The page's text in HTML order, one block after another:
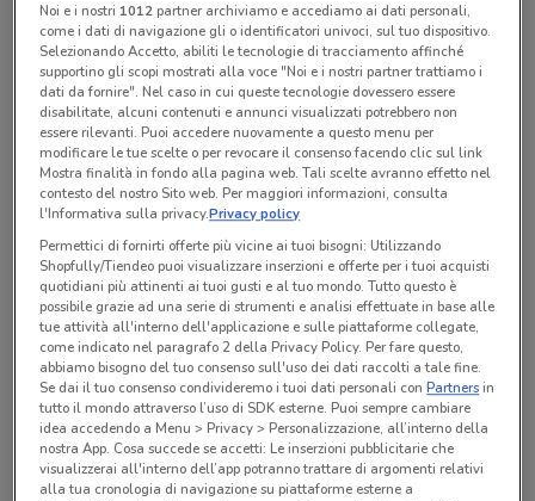
Unieuro
5.2 km
OMNIBOOK 5 LAPTOP AI 16-
af1004nlx
899,90
Unieuro
5.2 km
ZENBOOK 14 OLED UX3405CA-
SU938W
999
Unieuro
5.2 km
HP Chromebook 14ANF0011NLX
219,90
Noi e i nostri 1012partner archiviamo e accediamo ai dati personali,
come i dati di navigazione gli o identificatori univoci, sul tuo dispositivo.
Selezionando Accetto, abiliti le tecnologie di tracciamento affinché
supportino gli scopi mostrati alla voce "Noi e i nostri partner trattiamo i
dati da fornire". Nel caso in cui queste tecnologie dovessero essere
disabilitate, alcuni contenuti e annunci visualizzati potrebbero non
essere rilevanti. Puoi accedere nuovamente a questo menu per
modificare le tue scelte o per revocare il consenso facendo clic sul link
Mostra finalità in fondo alla pagina web. Tali scelte avranno effetto nel
contesto del nostro Sito web. Per maggiori informazioni, consulta
l'Informativa sulla privacy.Privacy policy
Permettici di fornirti offerte più vicine ai tuoi bisogni: Utilizzando
Shopfully/Tiendeo puoi visualizzare inserzioni e offerte per i tuoi acquisti
quotidiani più attinenti ai tuoi gusti e al tuo mondo. Tutto questo è
possibile grazie ad una serie di strumenti e analisi effettuate in base alle
tue attività all'interno dell'applicazione e sulle piattaforme collegate,
come indicato nel paragrafo 2 della Privacy Policy. Per fare questo,
abbiamo bisogno del tuo consenso sull'uso dei dati raccolti a tale fine.
Se dai il tuo consenso condivideremo i tuoi dati personali conPartnersin
tutto il mondo attraverso l’uso di SDK esterne. Puoi sempre cambiare
idea accedendo a Menu > Privacy > Personalizzazione, all’interno della
nostra App. Cosa succede se accetti: Le inserzioni pubblicitarie che
visualizzerai all'interno dell’app potranno trattare di argomenti relativi
alla tua cronologia di navigazione su piattaforme esterne a